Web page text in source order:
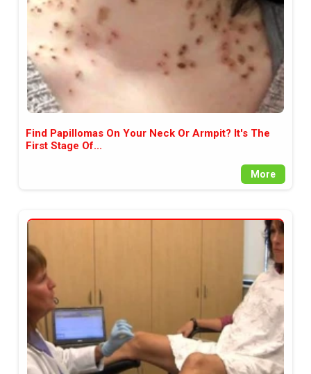
Find Papillomas On Your Neck Or Armpit? It's The
First Stage Of...
More